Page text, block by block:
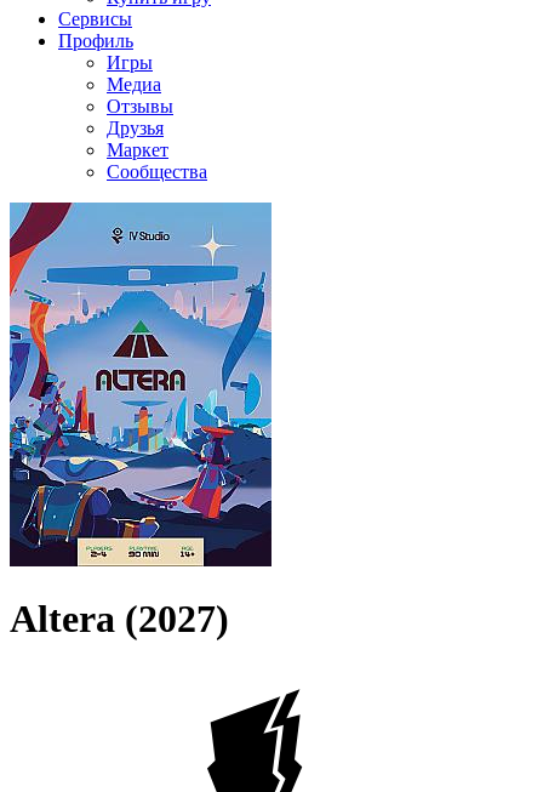
Сервисы
Профиль
Игры
Медиа
Отзывы
Друзья
Маркет
Сообщества
Altera (2027)